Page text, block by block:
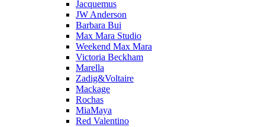
Jacquemus
JW Anderson
Barbara Bui
Max Mara Studio
Weekend Max Mara
Victoria Beckham
Marella
Zadig&Voltaire
Mackage
Rochas
MiaMaya
Red Valentino